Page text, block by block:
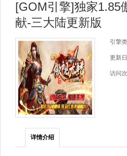
[GOM引擎]独家1.85
献-三大陆更新版
引擎
更新
访问
详情介绍